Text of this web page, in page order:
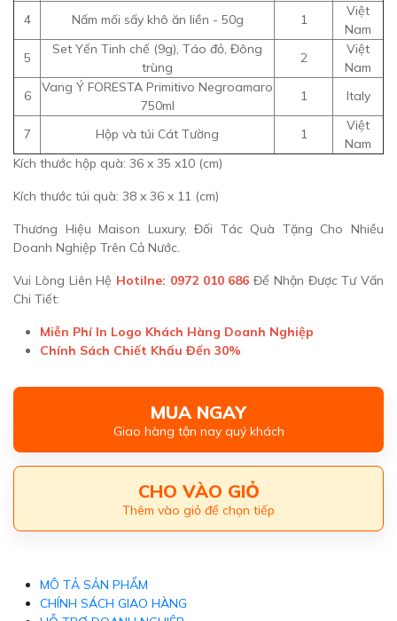
4
Nấm mối sấy khô ăn liền - 50g 1
Việt
Nam
5
Set Yến Tinh chế (9g), Táo đỏ, Đông
trùng
2
Việt
Nam
6
Vang Ý FORESTA Primitivo Negroamaro
750ml
1 Italy
7 Hộp và túi Cát Tường 1
Việt
Nam
Kích thước hộp quà: 36 x 35 x10 (cm)
Kích thước túi quà: 38 x 36 x 11 (cm)
Thương Hiệu Maison Luxury, Đối Tác Quà Tặng Cho Nhiều
Doanh Nghiệp Trên Cả Nước.
Vui Lòng Liên Hệ Hotilne: 0972 010 686 Để Nhận Được Tư Vấn
Chi Tiết:
Miễn Phí In Logo Khách Hàng Doanh Nghiệp
Chính Sách Chiết Khấu Đến 30%
MUA NGAY
Giao hàng tận nay quý khách
CHO VÀO GIỎ
Thêm vào giỏ để chọn tiếp
MÔ TẢ SẢN PHẨM
CHÍNH SÁCH GIAO HÀNG